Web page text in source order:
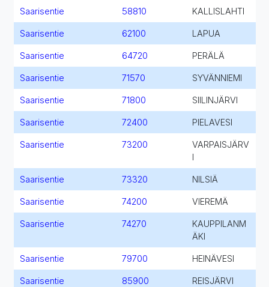
Saarisentie 58810 KALLISLAHTI
Saarisentie 62100 LAPUA
Saarisentie 64720 PERÄLÄ
Saarisentie 71570 SYVÄNNIEMI
Saarisentie 71800 SIILINJÄRVI
Saarisentie 72400 PIELAVESI
Saarisentie 73200
VARPAISJÄRV
Saarisentie 73320 NILSIÄ
Saarisentie 74200 VIEREMÄ
Saarisentie 74270
KAUPPILANM
ÄKI
Saarisentie 79700 HEINÄVESI
Saarisentie 85900 REISJÄRVI